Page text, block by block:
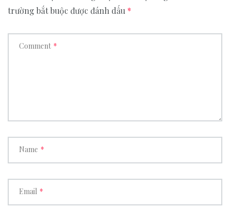
trường bắt buộc được đánh dấu *
Comment *
Name *
Email *